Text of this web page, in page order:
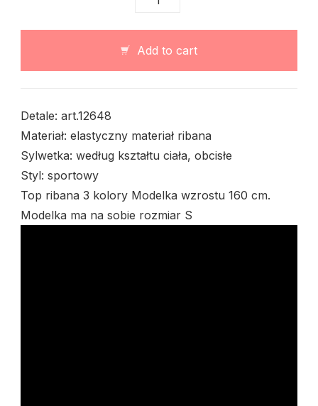
print
quantity
Add to cart
Detale: art.12648
Materiał: elastyczny materiał ribana
Sylwetka: według kształtu ciała, obcisłe
Styl: sportowy
Top ribana 3 kolory Modelka wzrostu 160 cm.
Modelka ma na sobie rozmiar S